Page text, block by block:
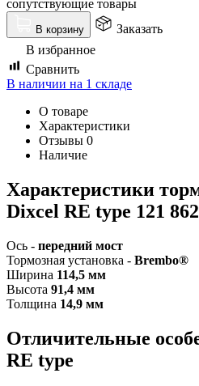
сопутствующие товары
В корзину
Заказать
В избранное
Сравнить
В наличии на 1 складе
О товаре
Характеристики
Отзывы 0
Наличие
Характеристики
Dixcel RE type 121
Ось - передний мост
Тормозная установка - Brembo®
Ширина 114,5 мм
Высота 91,4 мм
Толщина 14,9 мм
Отличительные
RE type